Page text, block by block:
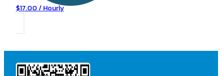
$17.00 / Hourly